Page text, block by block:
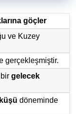
göçler
ve Kuzey
gerçekleşmiştir.
birgelecek
döneminde